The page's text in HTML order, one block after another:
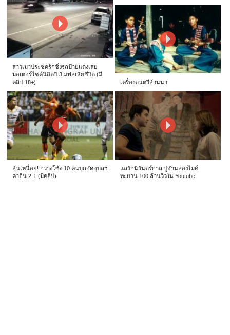
สาวเมาประชดรักซิ่งรถป้ายแดงเสย
มอเตอร์ไซค์นิสิตปี 3 มฟลเสียชีวิต (มี
คลิป 18+)
เครื่องดนตรีล้านนา
ลุ้นเหนื่อย! กว่างโซ้ง 10 คนบุกอัดอุบลฯ
คาถิ่น 2-1 (มีคลิป)
แลรักนิรันดร์กาล ปู่จ๋านลองไมค์
ทะยาน 100 ล้านวิวใน Youtube